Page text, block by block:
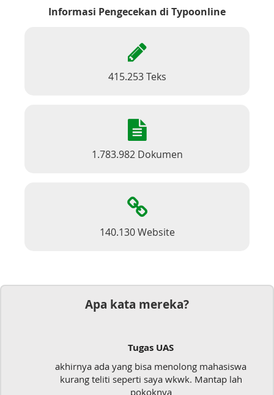
Informasi Pengecekan di Typoonline
415.253 Teks
1.783.982 Dokumen
140.130 Website
Apa kata mereka?
mahasiswa
Mantap lah
Mudah sekali, tinggal kirim
langsung jadi